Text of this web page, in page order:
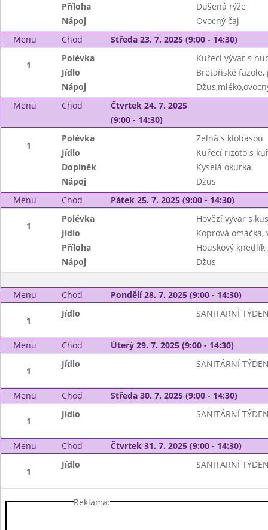
Příloha
Dušená rýže
Nápoj
Ovocný čaj
Menu
Chod Středa 23. 7. 2025 (9:00 - 14:30)
1
Polévka
Kuřecí vývar s
Jídlo
Bretaňské fazole,
Nápoj
Menu
Chod
Čtvrtek 24. 7. 2025
(9:00 - 14:30)
1
Polévka
Zelná s klobásou
Jídlo
Kuřecí rizoto s
Doplněk
Kyselá okurka
Nápoj
Džus
Menu
Chod Pátek 25. 7. 2025 (9:00 - 14:30)
1
Polévka
Hovězí vývar s
Jídlo
Koprová omáčka,
Příloha
Houskový knedlík
Nápoj
Džus
Menu Chod Pondělí 28. 7. 2025 (9:00 - 14:30)
1
Jídlo SANITÁRNÍ
Menu Chod Úterý 29. 7. 2025 (9:00 - 14:30)
1
Jídlo SANITÁRNÍ
Menu Chod Středa 30. 7. 2025 (9:00 - 14:30)
1
Jídlo SANITÁRNÍ
Menu Chod Čtvrtek 31. 7. 2025 (9:00 - 14:30)
1
Jídlo SANITÁRNÍ
Reklama: